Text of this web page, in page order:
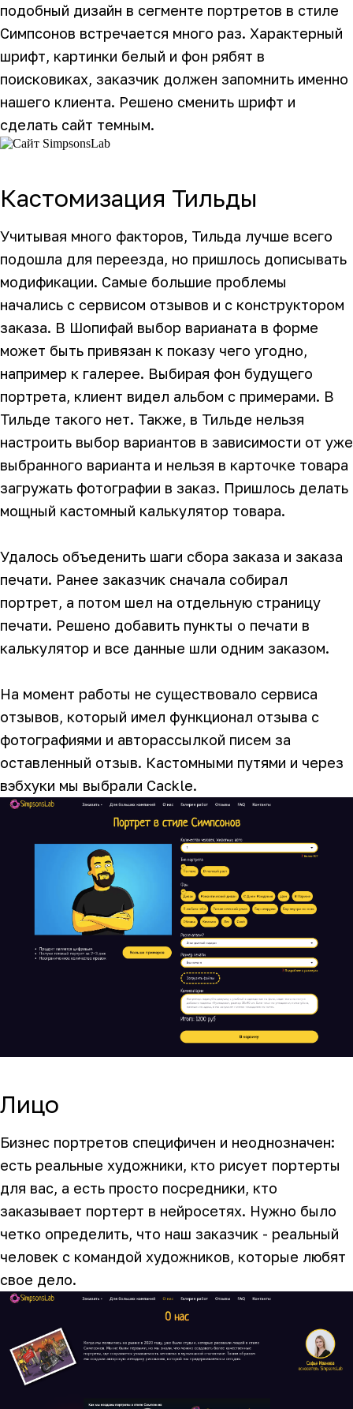
подобный дизайн в сегменте портретов в стиле
Симпсонов встречается много раз. Характерный
шрифт, картинки белый и фон рябят в
поисковиках, заказчик должен запомнить именно
нашего клиента. Решено сменить шрифт и
сделать сайт темным.
Кастомизация Тильды
Учитывая много факторов, Тильда лучше всего
подошла для переезда, но пришлось дописывать
модификации. Самые большие проблемы
начались с сервисом отзывов и с конструктором
заказа. В Шопифай выбор варианата в форме
может быть привязан к показу чего угодно,
например к галерее. Выбирая фон будущего
портрета, клиент видел альбом с примерами. В
Тильде такого нет. Также, в Тильде нельзя
настроить выбор вариантов в зависимости от уже
выбранного варианта и нельзя в карточке товара
загружать фотографии в заказ. Пришлось делать
мощный кастомный калькулятор товара.
Удалось объеденить шаги сбора заказа и заказа
печати. Ранее заказчик сначала собирал
портрет, а потом шел на отдельную страницу
печати. Решено добавить пункты о печати в
калькулятор и все данные шли одним заказом.
На момент работы не существовало сервиса
отзывов, который имел функционал отзыва с
фотографиями и авторассылкой писем за
оставленный отзыв. Кастомными путями и через
вэбхуки мы выбрали Cackle.
Лицо
Бизнес портретов специфичен и неоднозначен:
есть реальные художники, кто рисует портерты
для вас, а есть просто посредники, кто
заказывает портерт в нейросетях. Нужно было
четко определить, что наш заказчик - реальный
человек с командой художников, которые любят
свое дело.